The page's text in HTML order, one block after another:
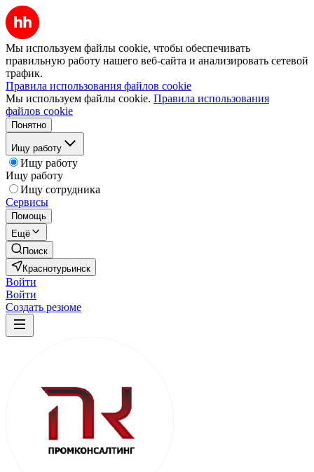
Мы используем файлы cookie, чтобы обеспечивать
правильную работу нашего веб-сайта и анализировать сетевой
трафик.
Правила использования файлов cookie
Мы используем файлы cookie. Правила использования
файлов cookie
Понятно
Ищу работу
Ищу работу
Ищу работу
Ищу сотрудника
Сервисы
Помощь
Ещё
Поиск
Краснотурьинск
Войти
Войти
Создать резюме